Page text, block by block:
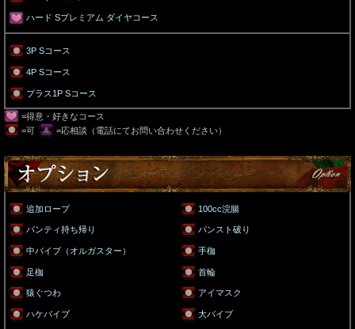
ハード Sプレミアム ダイヤコース
3P Sコース
4P Sコース
プラス1P Sコース
=得意・好きなコース
=可
=応相談（電話にてお問い合わせください）
追加ロープ 100cc浣腸
パンティ持ち帰り パンスト破り
中バイブ（オルガスター） 手枷
足枷 首輪
猿ぐつわ アイマスク
ハケバイブ 大バイブ